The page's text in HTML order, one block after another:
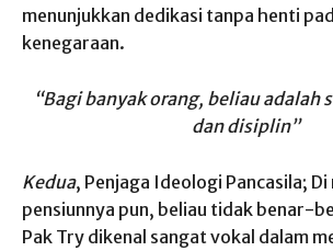
menunjukkan dedikasi tanpa henti
kenegaraan.
“Bagi banyak orang, beliau adalah
dan disiplin”
Kedua, Penjaga Ideologi Pancasila; Di
pensiunnya pun, beliau tidak benar-
Pak Try dikenal sangat vokal dalam